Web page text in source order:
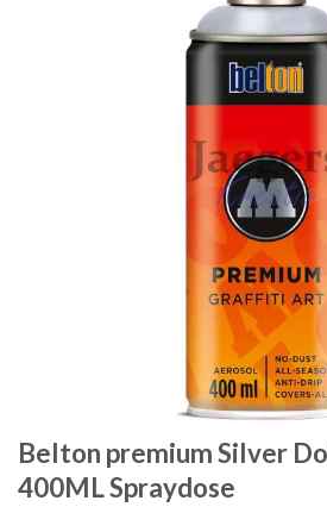
Belton premium Silver
400ML Spraydose